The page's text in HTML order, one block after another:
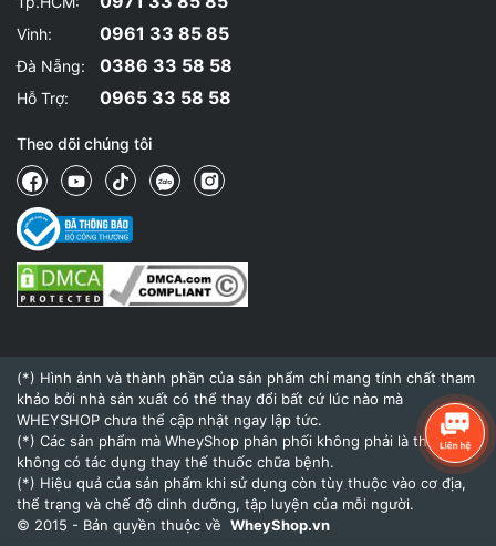
Vinh: 0961 33 85 85
Đà Nẵng: 0386 33 58 58
Hỗ Trợ: 0965 33 58 58
Theo dõi chúng tôi
(*) Hình ảnh và thành phần của sản phẩm chỉ mang tính chất tham
khảo bởi nhà sản xuất có thể thay đổi bất cứ lúc nào mà
WHEYSHOP chưa thể cập nhật ngay lập tức.
(*) Các sản phẩm mà WheyShop phân phối không phải là thuốc và
không có tác dụng thay thế thuốc chữa bệnh.
(*) Hiệu quả của sản phẩm khi sử dụng còn tùy thuộc vào cơ địa,
thể trạng và chế độ dinh dưỡng, tập luyện của mỗi người.
© 2015 - Bản quyền thuộc về WheyShop.vn